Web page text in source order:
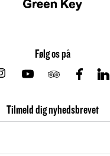
Følg os på
Instagram
YoutubeTripadvisor
Tilmeld dig nyhedsbrevet